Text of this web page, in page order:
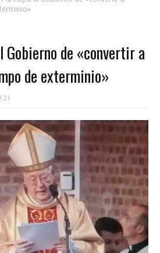
Gobierno de «convertir a
de exterminio»